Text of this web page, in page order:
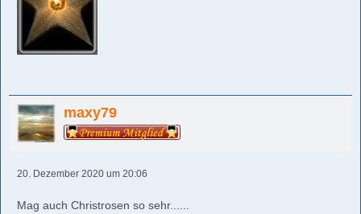
maxy79
20. Dezember 2020 um 20:06
Mag auch Christrosen so sehr......